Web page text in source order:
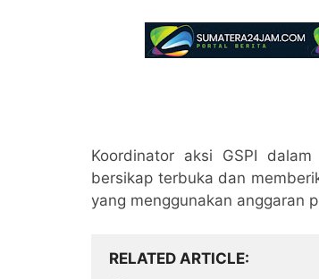
Koordinator aksi GSPI
bersikap terbuka dan
yang menggunakan anggaran
RELATED ARTICLE